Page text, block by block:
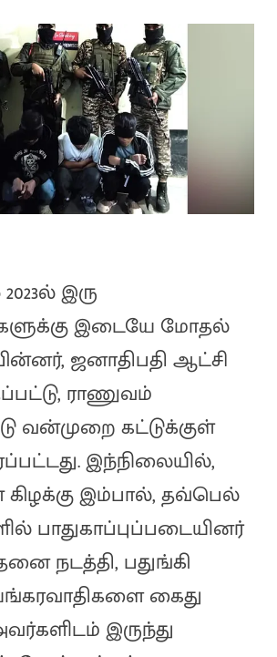
இரு
இடையே மோதல்
ஜனாதிபதி ஆட்சி
ராணுவம்
வன்முறை கட்டுக்குள்
இந்நிலையில்,
கிழக்கு இம்பால், தவ்பெல்
பாதுகாப்புப்படையினர்
நடத்தி, பதுங்கி
கைது
இருந்து